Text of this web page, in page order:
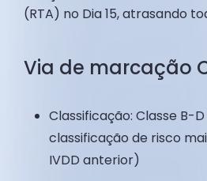
(RTA) no Dia 15, atrasando
Via de marcação
Classificação: Classe B-
classificação de risco
IVDD anterior)